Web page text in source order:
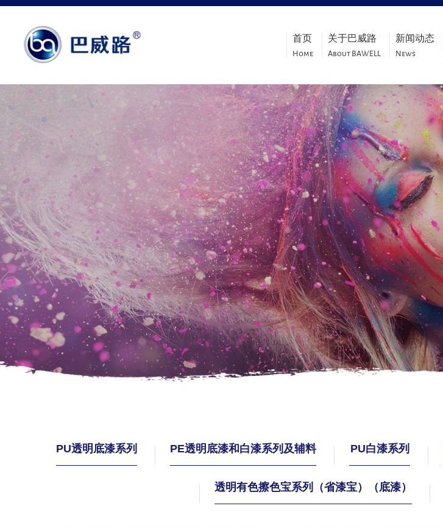
首页
Home
关于巴威路
About BAWELL
新闻动态
News
巴威路漆
PU透明底漆系列 PE透明底漆和白漆系列及辅料 PU白漆系列
透明有色擦色宝系列（省漆宝）（底漆）